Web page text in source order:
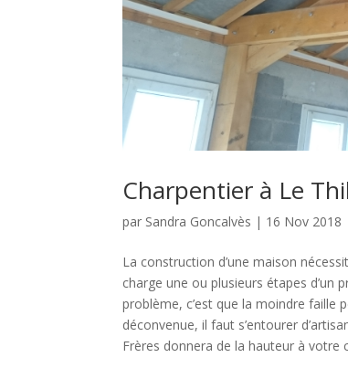
Charpentier à Le
par Sandra Goncalvès | 16 Nov 2018
La construction d’une maison
charge une ou plusieurs étapes
problème, c’est que la moindre
déconvenue, il faut s’entourer
Frères donnera de la hauteur à votre